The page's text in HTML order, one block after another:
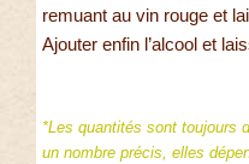
remuant au vin rouge et
Ajouter enfin l’alcool et
*Les quantités sont toujours
un nombre précis, elles